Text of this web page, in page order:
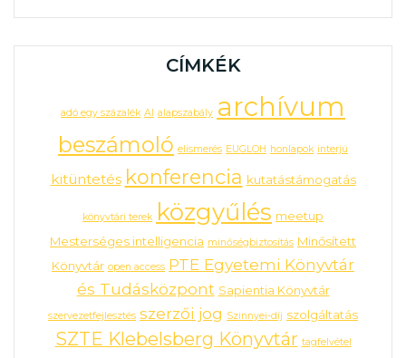
CÍMKÉK
adó egy százalék AI alapszabály archívum
beszámoló elismerés EUGLOH honlapok interjú
kitüntetés konferencia kutatástámogatás
könyvtári terek közgyűlés meetup
Mesterséges intelligencia minőségbiztosítás Minősített
Könyvtár open access PTE Egyetemi Könyvtár
és Tudásközpont Sapientia Könyvtár
szervezetfejlesztés szerzői jog Szinnyei-díj szolgáltatás
SZTE Klebelsberg Könyvtár tagfelvétel